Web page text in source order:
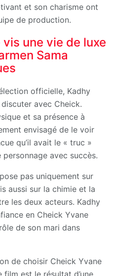
et son charisme ont
de production.
vis une vie de luxe
Sama
officielle, Kadhy
avec Cheick.
et sa présence à
envisagé de le voir
qu’il avait le « truc »
avec succès.
pas uniquement sur
aussi sur la chimie et la
les deux acteurs. Kadhy
en Cheick Yvane
de son mari dans
de choisir Cheick Yvane
est le résultat d’une